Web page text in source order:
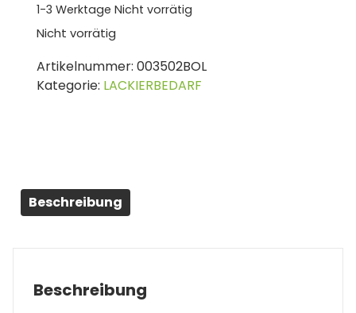
1-3 Werktage Nicht vorrätig
Nicht vorrätig
Artikelnummer: 003502BOL
Kategorie: LACKIERBEDARF
Beschreibung
Beschreibung